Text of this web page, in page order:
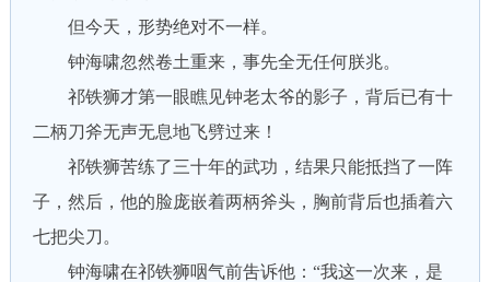
但今天，形势绝对不一样。
钟海啸忽然卷土重来，事先全无任何朕兆。
祁铁狮才第一眼瞧见钟老太爷的影子，背后已有十
二柄刀斧无声无息地飞劈过来！
祁铁狮苦练了三十年的武功，结果只能抵挡了一阵
子，然后，他的脸庞嵌着两柄斧头，胸前背后也插着六
七把尖刀。
钟海啸在祁铁狮咽气前吿诉他：“我这一次来，是